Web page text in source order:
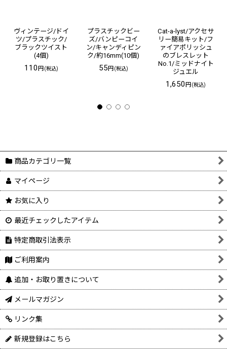
ヴィンテージ/ドイ
ツ/プラスチック/
ブラックツイスト
(4個)
110円(税込)
プラスチックビー
ズ/バンピーコイ
ン/キャンディピン
ク/約16mm(10個)
55円(税込)
Cat-a-lyst/アクセサ
リー簡易キット/フ
ァイアポリッシュ
のブレスレット
No.1/ミッドナイト
ジュエル
1,650円(税込)
商品カテゴリ一覧
マイページ
お気に入り
最近チェックしたアイテム
特定商取引法表示
ご利用案内
追加・お取り置きについて
メールマガジン
リンク集
新規登録はこちら